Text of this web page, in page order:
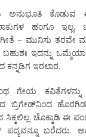
ಅನುಭೂತಿ ಕೊಡುವ
ಹಂಗೂ ಇಲ್ಲ.
ಗೀತೆ – ಮುನಿಸು ತರವೇ
ಇದನ್ನು
ಇರಲಾರ.
ಗೇಯ
ಬ್ರಿಗೇಡ್‍ನಿಂದ
ಸಿಕ್ಕಲಿಲ್ಲ. ಚೊಕ್ಕಾಡಿ ಈ
ಬರೆದರು.